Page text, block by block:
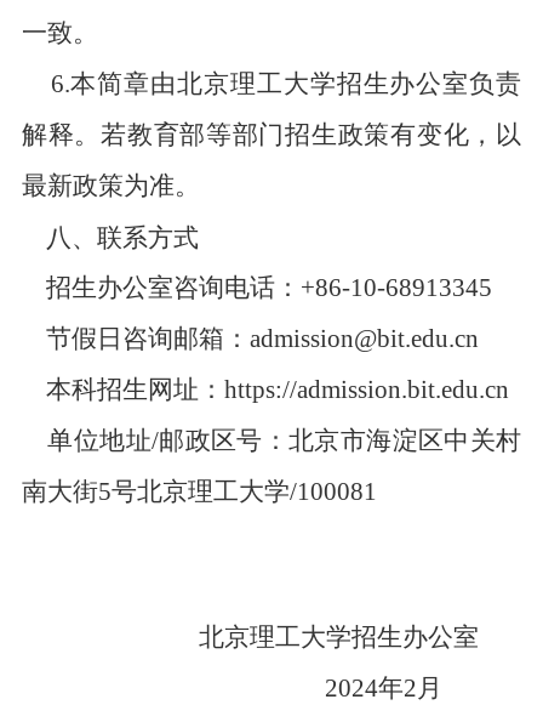
一致。
6.本简章由北京理工大学招生办公室负责
解释。若教育部等部门招生政策有变化，以
最新政策为准。
八、联系方式
招生办公室咨询电话：+86-10-68913345
节假日咨询邮箱：admission@bit.edu.cn
本科招生网址：https://admission.bit.edu.cn
单位地址/邮政区号：北京市海淀区中关村
南大街5号北京理工大学/100081
北京理工大学招生办公室
2024年2月